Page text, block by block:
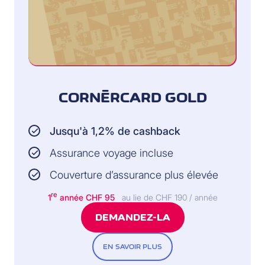
CONDITIONS:
avec votre
Pour les appareils
divertissement et de
sous garantie d’un
nouvellement acheté
jusqu’à deux ans
après l’expiration de
la garantie du
CORNÈRCARD GOLD
Jusqu'à 1,2% de cashback
Assurance voyage incluse
Couverture d’assurance plus élevée
1re année CHF 95 au lie de CHF 190 / année
DEMANDEZ-LA
EN SAVOIR PLUS